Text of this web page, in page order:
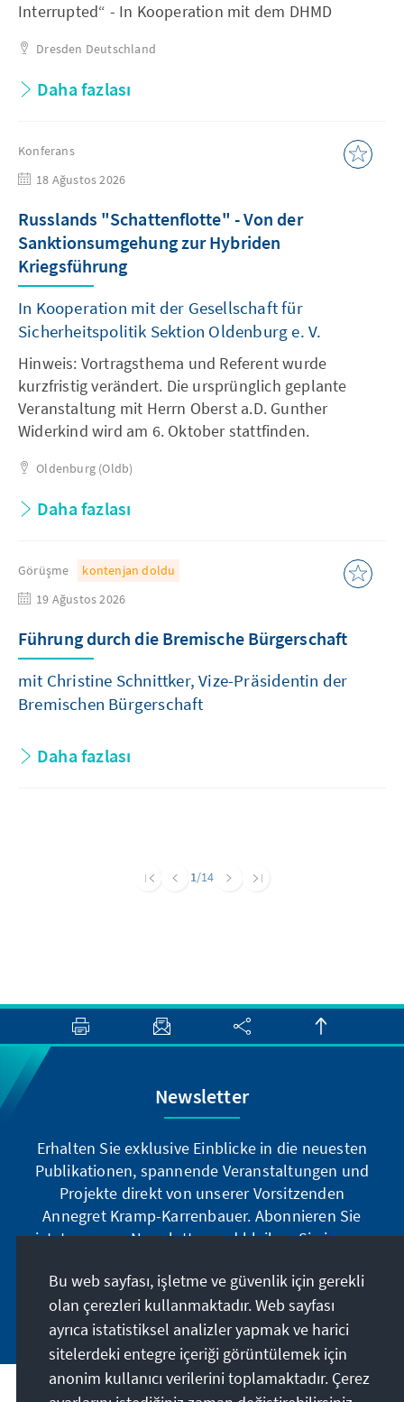
Interrupted“ - In Kooperation mit dem DHMD
Dresden Deutschland
Daha fazlası
Konferans
18 Ağustos 2026
Russlands "Schattenflotte" - Von der
Sanktionsumgehung zur Hybriden
Kriegsführung
In Kooperation mit der Gesellschaft für
Sicherheitspolitik Sektion Oldenburg e. V.
Hinweis: Vortragsthema und Referent wurde
kurzfristig verändert. Die ursprünglich geplante
Veranstaltung mit Herrn Oberst a.D. Gunther
Widerkind wird am 6. Oktober stattfinden.
Oldenburg (Oldb)
Daha fazlası
Görüşme
kontenjan doldu
19 Ağustos 2026
Führung durch die Bremische Bürgerschaft
mit Christine Schnittker, Vize-Präsidentin der
Bremischen Bürgerschaft
Daha fazlası
1/14
Newsletter
Erhalten Sie exklusive Einblicke in die neuesten
Publikationen, spannende Veranstaltungen und
Projekte direkt von unserer Vorsitzenden
Annegret Kramp-Karrenbauer. Abonnieren Sie
jetzt unseren Newsletter und bleiben Sie immer
Jetzt abonnieren
Bu web sayfası, işletme ve güvenlik için gerekli
olan çerezleri kullanmaktadır. Web sayfası
ayrıca istatistiksel analizler yapmak ve harici
sitelerdeki entegre içeriği görüntülemek için
anonim kullanıcı verilerini toplamaktadır. Çerez